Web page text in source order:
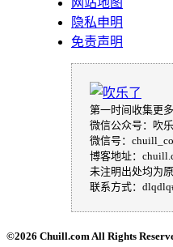
隐私申明
免责声明
第一时间收集更
微信公众号：吹
微信号：
博客地址：
未注明出处均为
联系方式：
©2026 Chuill.com All Rights